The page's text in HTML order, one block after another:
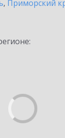
, Приморский